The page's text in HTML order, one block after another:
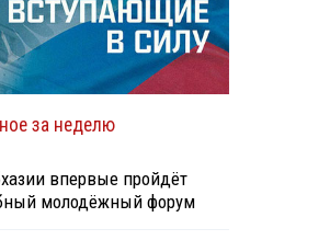
за неделю
впервые пройдёт
молодёжный форум